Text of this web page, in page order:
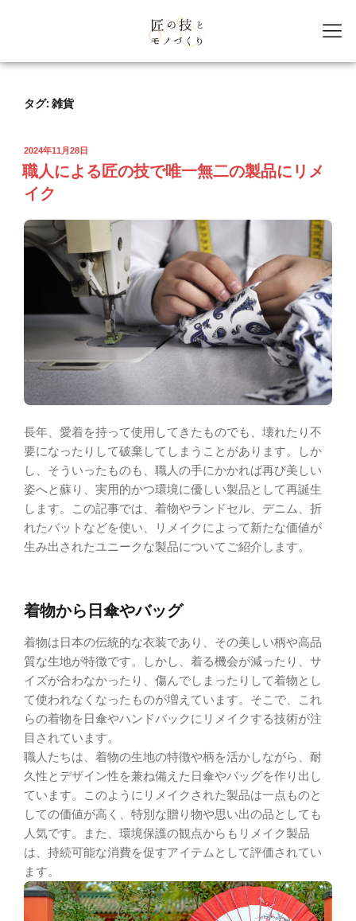
タグ: 雑貨
2024年11月28日
職人による匠の技で唯一無二の製品にリメ
イク
長年、愛着を持って使用してきたものでも、壊れたり不
要になったりして破棄してしまうことがあります。しか
し、そういったものも、職人の手にかかれば再び美しい
姿へと蘇り、実用的かつ環境に優しい製品として再誕生
します。この記事では、着物やランドセル、デニム、折
れたバットなどを使い、リメイクによって新たな価値が
生み出されたユニークな製品についてご紹介します。
着物から日傘やバッグ
着物は日本の伝統的な衣装であり、その美しい柄や高品
質な生地が特徴です。しかし、着る機会が減ったり、サ
イズが合わなかったり、傷んでしまったりして着物とし
て使われなくなったものが増えています。そこで、これ
らの着物を日傘やハンドバックにリメイクする技術が注
目されています。
職人たちは、着物の生地の特徴や柄を活かしながら、耐
久性とデザイン性を兼ね備えた日傘やバッグを作り出し
ています。このようにリメイクされた製品は一点ものと
しての価値が高く、特別な贈り物や思い出の品としても
人気です。また、環境保護の観点からもリメイク製品
は、持続可能な消費を促すアイテムとして評価されてい
ます。